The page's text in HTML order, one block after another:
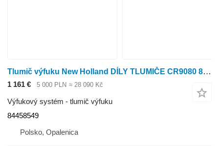
Tlumič výfuku New Holland DÍLY TLUMIČE CR9080 84458549 pro sklízecí mlátičku New Holland CR9080
1 161 € 5 000 PLN ≈ 28 090 Kč
Výfukový systém - tlumič výfuku
84458549
Polsko, Opalenica